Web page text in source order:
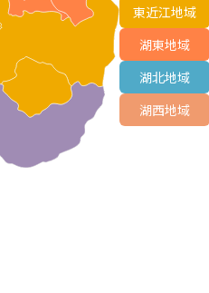
東近江地域
湖東地域
湖北地域
湖西地域